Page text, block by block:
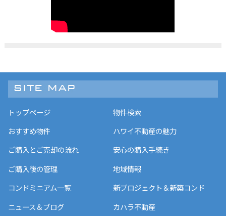
トップページ
物件検索
おすすめ物件
ハワイ不動産の魅力
ご購入とご売却の流れ
安心の購入手続き
ご購入後の管理
地域情報
コンドミニアム一覧
新プロジェクト＆新築コンド
ニュース＆ブログ
カハラ不動産